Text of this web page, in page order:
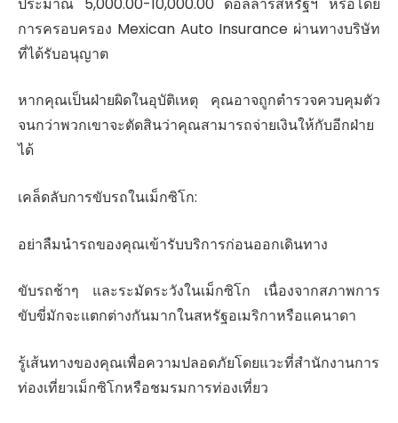
การครอบครอง Mexican Auto Insurance ผ่านทางบริษัท
ที่ได้รับอนุญาต
หากคุณเป็นฝ่ายผิดในอุบัติเหตุ คุณอาจถูกตำรวจควบคุมตัว
จนกว่าพวกเขาจะตัดสินว่าคุณสามารถจ่ายเงินให้กับอีกฝ่าย
ได้
เคล็ดลับการขับรถในเม็กซิโก:
อย่าลืมนำรถของคุณเข้ารับบริการก่อนออกเดินทาง
ขับรถช้าๆ และระมัดระวังในเม็กซิโก เนื่องจากสภาพการ
ขับขี่มักจะแตกต่างกันมากในสหรัฐอเมริกาหรือแคนาดา
รู้เส้นทางของคุณเพื่อความปลอดภัยโดยแวะที่สำนักงานการ
ท่องเที่ยวเม็กซิโกหรือชมรมการท่องเที่ยว